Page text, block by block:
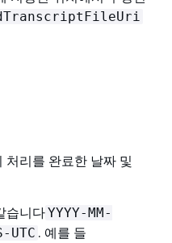
처리를 완료한 날짜 및
습니다YYYY-MM-
UTC . 예를 들